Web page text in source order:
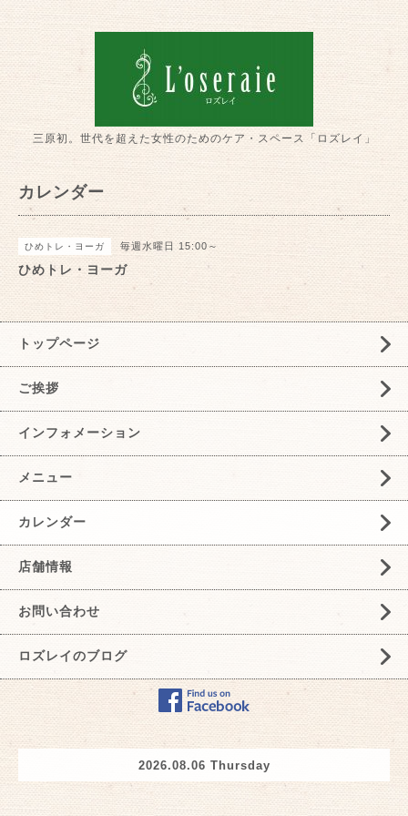
三原初。世代を超えた女性のためのケア・スペース「ロズレイ」
カレンダー
ひめトレ・ヨーガ 毎週水曜日 15:00～
ひめトレ・ヨーガ
トップページ
ご挨拶
インフォメーション
メニュー
カレンダー
店舗情報
お問い合わせ
ロズレイのブログ
2026.08.06 Thursday